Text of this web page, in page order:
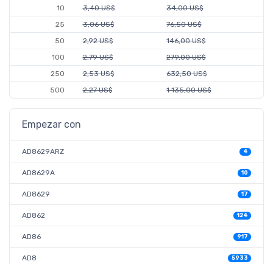
10
3,40 US$
34,00 US$
25
3,06 US$
76,50 US$
50
2,92 US$
146,00 US$
100
2,79 US$
279,00 US$
250
2,53 US$
632,50 US$
500
2,27 US$ 1 135,00 US$
Empezar con
AD8629ARZ 4
AD8629A 10
AD8629 17
AD862 124
AD86 917
AD8 5933